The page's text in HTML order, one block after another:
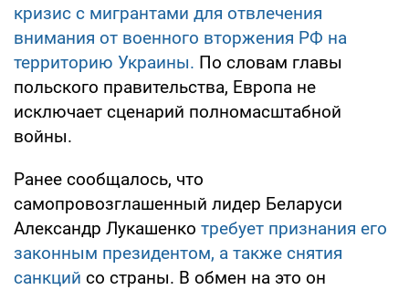
кризис с мигрантами для отвлечения
внимания от военного вторжения РФ на
территорию Украины. По словам главы
польского правительства, Европа не
исключает сценарий полномасштабной
войны.
Ранее сообщалось, что
самопровозглашенный лидер Беларуси
Александр Лукашенко требует признания его
законным президентом, а также снятия
санкций со страны. В обмен на это он